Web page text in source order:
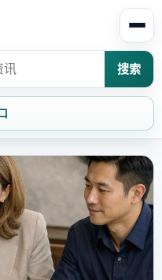
搜索
居资讯
居欣赏
装修设计